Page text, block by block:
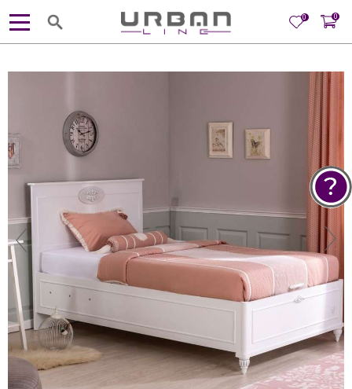
0
0
POMOĆ PRI KUPOVINI
Za više informacija, pomoć i
porudžbine
381 11 245 18 52
381 64 218 96 52
Ponedeljak - Petak od
10:00 do 19:00
Subotom od 10:00 do
16:00 časova